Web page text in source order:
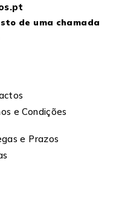
de uma chamada
e Condições
e Prazos